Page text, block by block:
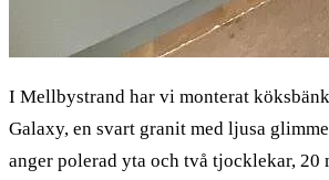
I Mellbystrand har vi monterat
Galaxy, en svart granit med ljusa
anger polerad yta och två tjocklekar, 20